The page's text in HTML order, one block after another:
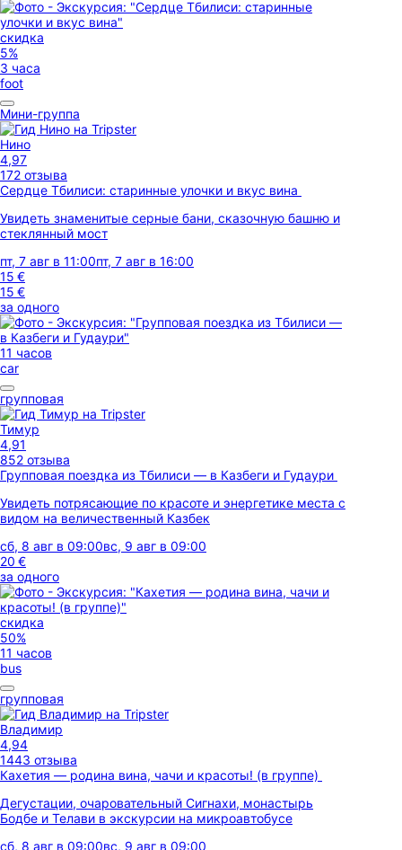
скидка
5%
3 часа
foot
Мини-группа
Нино
4,97
172 отзыва
Сердце Тбилиси: старинные улочки и вкус вина
Увидеть знаменитые серные бани, сказочную башню и
стеклянный мост
пт, 7 авг в 11:00пт, 7 авг в 16:00
15 €
15 €
за одного
11 часов
car
групповая
Тимур
4,91
852 отзыва
Групповая поездка из Тбилиси — в Казбеги и Гудаури
Увидеть потрясающие по красоте и энергетике места с
видом на величественный Казбек
сб, 8 авг в 09:00вс, 9 авг в 09:00
20 €
за одного
скидка
50%
11 часов
bus
групповая
Владимир
4,94
1443 отзыва
Кахетия — родина вина, чачи и красоты! (в группе)
Дегустации, очаровательный Сигнахи, монастырь
Бодбе и Телави в экскурсии на микроавтобусе
сб, 8 авг в 09:00вс, 9 авг в 09:00